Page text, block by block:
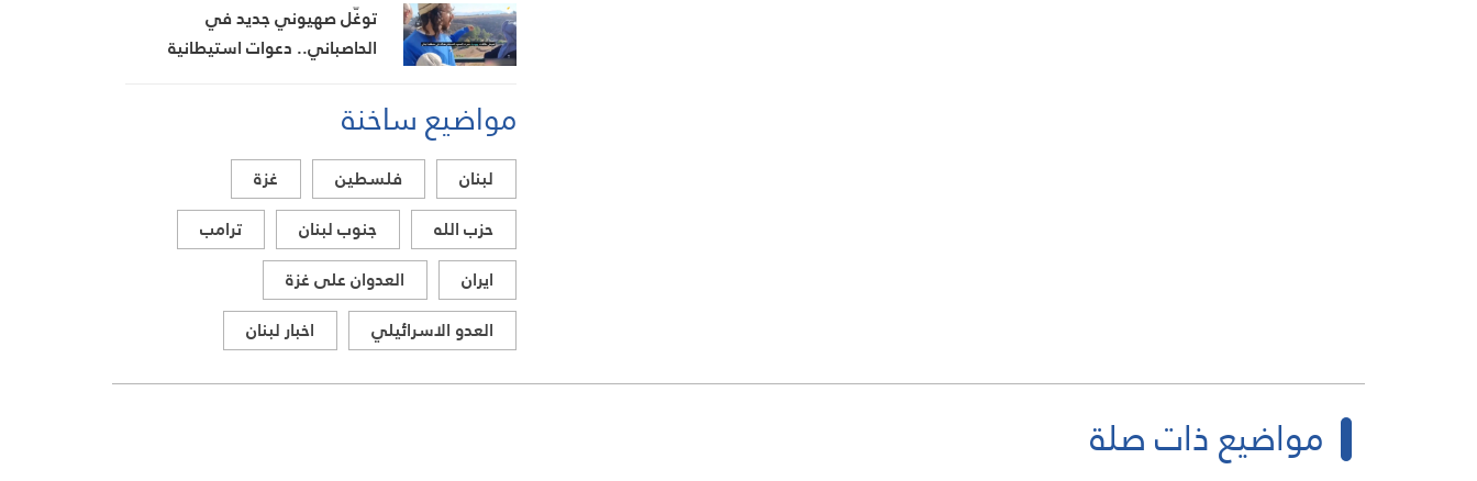
توغّل صهيوني جديد في
الحاصباني.. دعوات استيطانية
مواضيع ساخنة
لبنان فلسطين
غزة
حزب الله
جنوب لبنان
ترامب
ايران
العدوان على غزة
العدو الاسرائيلي
اخبار لبنان
مواضيع ذات صلة